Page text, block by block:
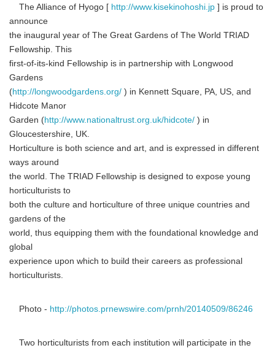
The Alliance of Hyogo [ http://www.kisekinohoshi.jp ] is proud to
announce
the inaugural year of The Great Gardens of The World TRIAD
Fellowship. This
first-of-its-kind Fellowship is in partnership with Longwood
Gardens
(http://longwoodgardens.org/ ) in Kennett Square, PA, US, and
Hidcote Manor
Garden (http://www.nationaltrust.org.uk/hidcote/ ) in
Gloucestershire, UK.
Horticulture is both science and art, and is expressed in different
ways around
the world. The TRIAD Fellowship is designed to expose young
horticulturists to
both the culture and horticulture of three unique countries and
gardens of the
world, thus equipping them with the foundational knowledge and
global
experience upon which to build their careers as professional
horticulturists.
Photo - http://photos.prnewswire.com/prnh/20140509/86246
Two horticulturists from each institution will participate in the